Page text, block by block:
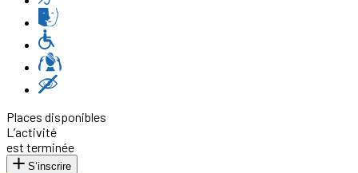
Places disponibles
L’activité
est terminée
S‘inscrire